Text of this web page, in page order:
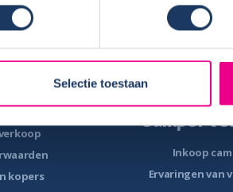
Selectie toestaan
koop
te koop
bij het kopen van
kopers
Camper
Camper
Inkoop
Ervaringen van